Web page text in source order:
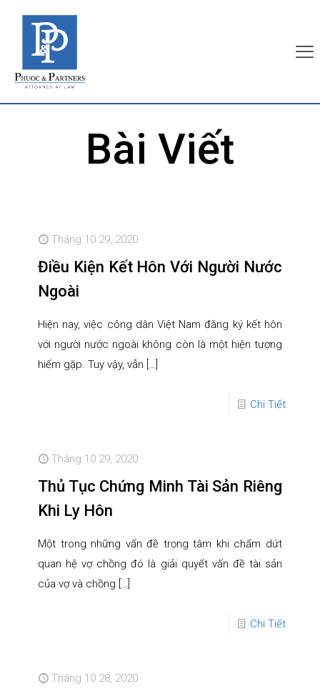
Bài Viết
Tháng 10 29, 2020
Điều Kiện Kết Hôn Với Người Nước
Ngoài
Hiện nay, việc công dân Việt Nam đăng ký kết hôn
với người nước ngoài không còn là một hiện tượng
hiếm gặp. Tuy vậy, vẫn […]
Chi Tiết
Tháng 10 29, 2020
Thủ Tục Chứng Minh Tài Sản Riêng
Khi Ly Hôn
Một trong những vấn đề trọng tâm khi chấm dứt
quan hệ vợ chồng đó là giải quyết vấn đề tài sản
của vợ và chồng […]
Chi Tiết
Tháng 10 28, 2020